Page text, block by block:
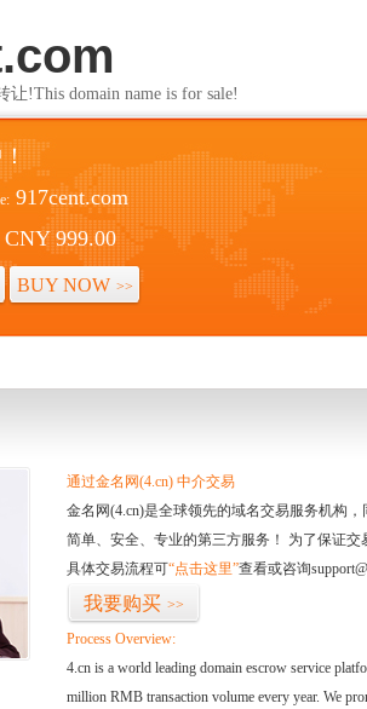
!This domain name is for sale!
917cent.com
CNY 999.00
BUY NOW >>
通过金名网(4.cn) 中介交易
金名网(4.cn)是全球领先的域名交易服务机构
简单、安全、专业的第三方服务！ 为了保证
具体交易流程可“点击这里”查看或咨询
我要购买 >>
Process Overview:
4.cn is a world leading domain escrow service
million RMB transaction volume every year. We